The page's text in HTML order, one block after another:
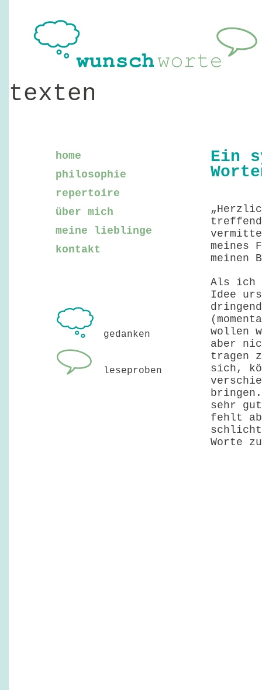
texten
home
philosophie
repertoire
über mich
meine lieblinge
kontakt
gedanken
leseproben
Ein
meines
meinen
Als ich
Idee
wollen
aber
tragen
sich,
sehr
fehlt
Worte